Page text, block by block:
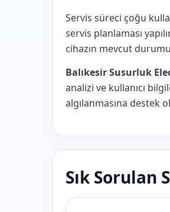
Servis süreci çoğu
servis planlaması
cihazın mevcut
Balıkesir Susurluk
analizi ve kullanıcı
algılanmasına destek
Sık Sorulan